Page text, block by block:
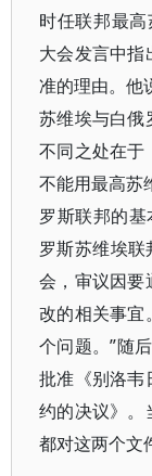
时任联邦最
大会发言中
准的理由。他
苏维埃与白俄
不同之处在于
不能用最高苏
罗斯联邦的
罗斯苏维埃
会，审议因要
改的相关事宜
个问题。”随
批准《别洛韦
约的决议》。
都对这两个文